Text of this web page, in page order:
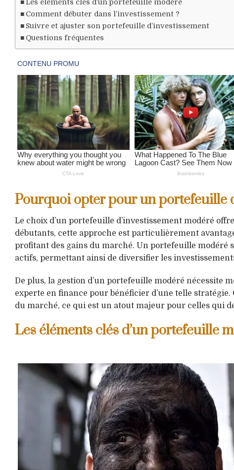
Les éléments clés d’un portefeuille modéré
Comment débuter dans l’investissement ?
Suivre et ajuster son portefeuille d’investissement
Questions fréquentes
Pourquoi opter pour un portefeuille
Le choix d’un portefeuille d’investissement modéré
débutants, cette approche est particulièrement
profitant des gains du marché. Un portefeuille modéré
actifs, permettant ainsi de diversifier les
De plus, la gestion d’un portefeuille modéré nécessite
experte en finance pour bénéficier d’une telle
du marché, ce qui est un atout majeur pour celles qui
Les éléments clés d’un portefeuille